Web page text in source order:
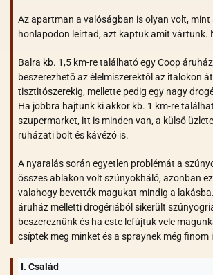
Az apartman a valóságban is olyan volt, mint
honlapodon leírtad, azt kaptuk amit vártunk.
Balra kb. 1,5 km-re található egy Coop
beszerezhető az élelmiszerektől az italokon
tisztitószerekig, mellette pedig egy nagy
Ha jobbra hajtunk ki akkor kb. 1 km-re
szupermarket, itt is minden van, a külső
ruházati bolt és kávézó is.
A nyaralás során egyetlen problémát a
összes ablakon volt szúnyokháló, azonban
valahogy bevették magukat mindig a
áruház melletti drogériából sikerült
beszereznünk és ha este lefújtuk vele
csíptek meg minket és a spraynek még finom
I. Család